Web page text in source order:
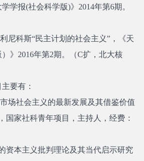
学报(社会科学版)》2014年第6期。
尼科斯“民主计划的社会主义”，《天
》2016年第2期。（C扩，北大核
要有：
场社会主义的最新发展及其借鉴价值
国家社科青年项目，主持人，经费：
资本主义批判理论及其当代启示研究